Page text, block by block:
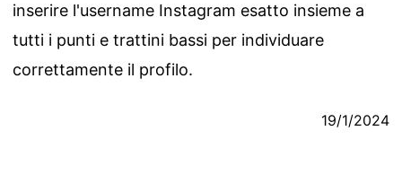
inserire l'username Instagram esatto insieme a
tutti i punti e trattini bassi per individuare
correttamente il profilo.
19/1/2024